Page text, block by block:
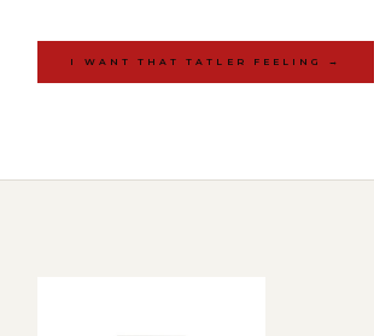
I WANT THAT TATLER FEELING →